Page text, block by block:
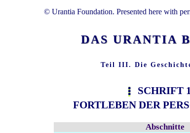
© Urantia Foundation. Presented here with
DAS URANTIA
Teil III. Die
SCHRIFT
FORTLEBEN DER
Abschnitte